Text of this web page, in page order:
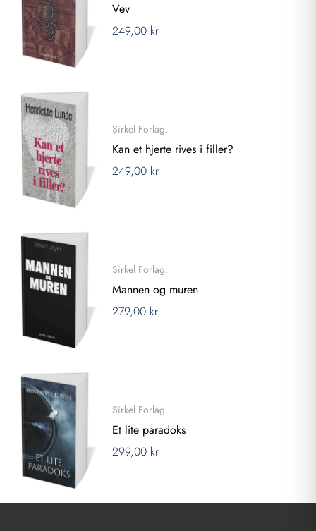
Vev
249,00 kr
Sirkel Forlag.
Kan et hjerte rives i filler?
249,00 kr
Sirkel Forlag.
Mannen og muren
279,00 kr
Sirkel Forlag.
Et lite paradoks
299,00 kr